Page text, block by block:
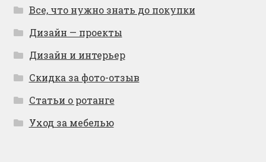
Все, что нужно знать до покупки
Дизайн — проекты
Дизайн и интерьер
Скидка за фото-отзыв
Статьи о ротанге
Уход за мебелью